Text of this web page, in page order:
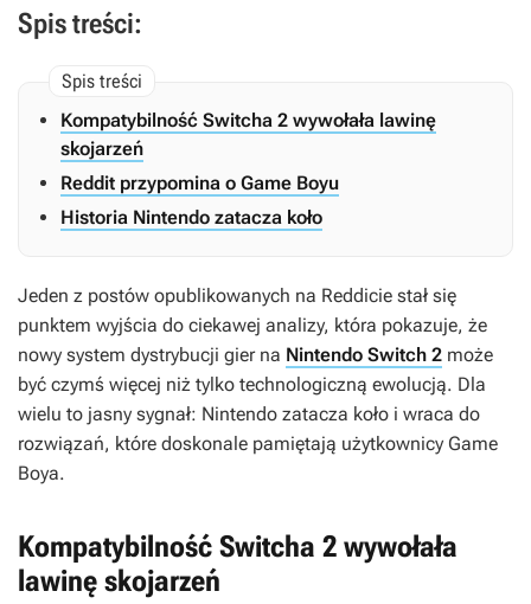
Spis treści:
Kompatybilność Switcha 2 wywołała lawinę
skojarzeń
Reddit przypomina o Game Boyu
Historia Nintendo zatacza koło
Jeden z postów opublikowanych na Reddicie stał się
punktem wyjścia do ciekawej analizy, która pokazuje, że
nowy system dystrybucji gier na Nintendo Switch 2 może
być czymś więcej niż tylko technologiczną ewolucją. Dla
wielu to jasny sygnał: Nintendo zatacza koło i wraca do
rozwiązań, które doskonale pamiętają użytkownicy Game
Boya.
Kompatybilność Switcha 2 wywołała
lawinę skojarzeń